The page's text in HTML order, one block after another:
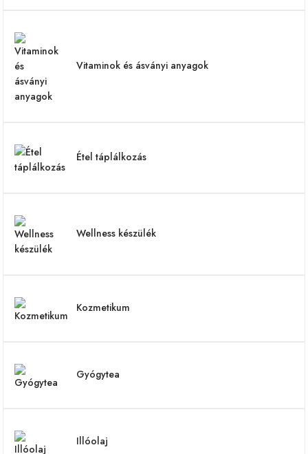
Vitaminok és ásványi anyagok
Étel táplálkozás
Wellness készülék
Kozmetikum
Gyógytea
Illóolaj